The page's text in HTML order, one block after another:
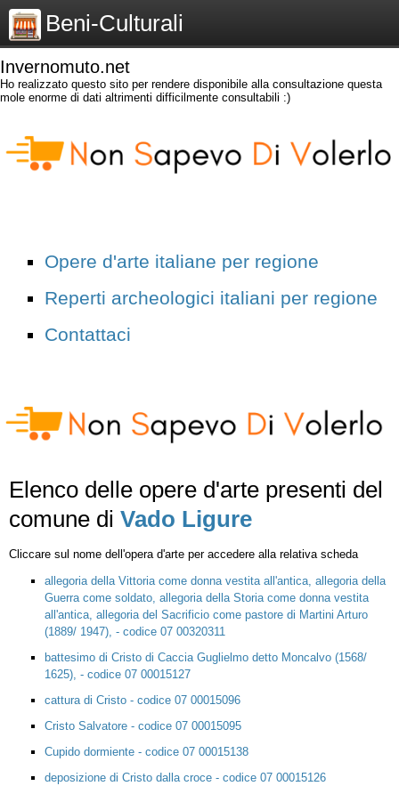
Beni-Culturali
Invernomuto.net
Ho realizzato questo sito per rendere disponibile alla consultazione questa
mole enorme di dati altrimenti difficilmente consultabili :)
Opere d'arte italiane per regione
Reperti archeologici italiani per regione
Contattaci
Elenco delle opere d'arte presenti del
comune di Vado Ligure
Cliccare sul nome dell'opera d'arte per accedere alla relativa scheda
allegoria della Vittoria come donna vestita all'antica, allegoria della
Guerra come soldato, allegoria della Storia come donna vestita
all'antica, allegoria del Sacrificio come pastore di Martini Arturo
(1889/ 1947), - codice 07 00320311
battesimo di Cristo di Caccia Guglielmo detto Moncalvo (1568/
1625), - codice 07 00015127
cattura di Cristo - codice 07 00015096
Cristo Salvatore - codice 07 00015095
Cupido dormiente - codice 07 00015138
deposizione di Cristo dalla croce - codice 07 00015126